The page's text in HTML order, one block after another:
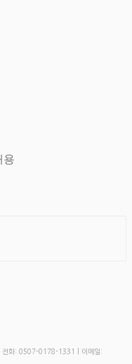
용
| 전화: 0507-0178-1331 | 이메일: